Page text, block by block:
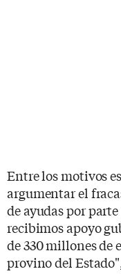
Entre los motivos
argumentar el
de ayudas por
recibimos apoyo
de 330 millones de
provino del